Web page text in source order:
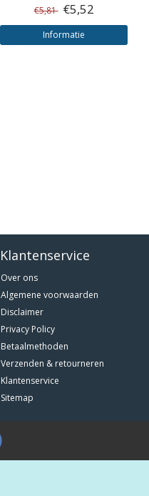
€5,81 €5,52
Informatie
Klantenservice
Over ons
Algemene voorwaarden
Disclaimer
Privacy Policy
Betaalmethoden
Verzenden & retourneren
Klantenservice
Sitemap